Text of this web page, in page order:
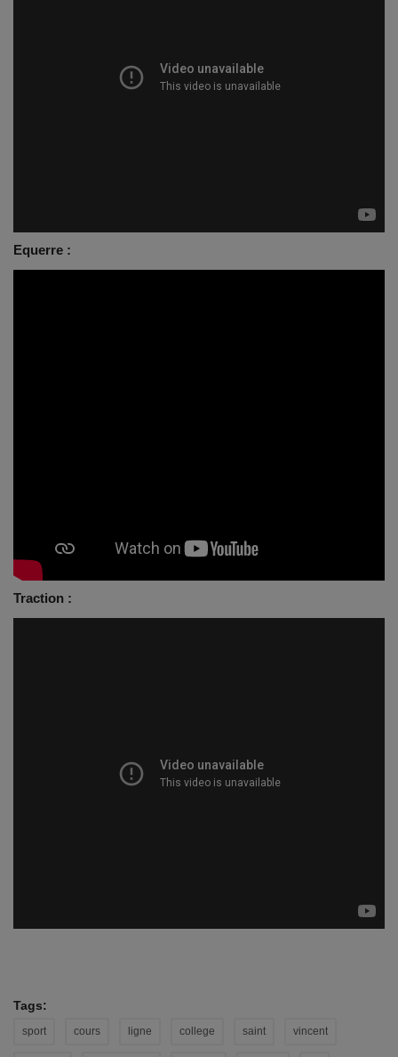
Equerre :
Traction :
Tags:
sport cours ligne college saint vincent